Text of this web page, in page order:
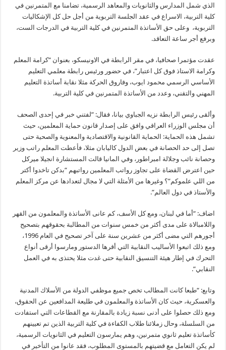
الذي شمل المدارس والثانويات والمعاهد الرسمية، تضامنا مع المتمرنين في
كلية التربية، الاسراع في عقد الجلسة التربوية من أجل حل كل الإشكاليات
التربوية، وعلى حق الأساتذة المتمرنين في كلية التربية في الدرجات الست،
وبرفع أجر ساعة التعاقد.
عقدت مؤتمرا صحافيا، في مقر الرابطة في الاونيسكو، بعنوان “كرامة المعلم
وكرامة الاستاذ فوق كل اعتبار”، في حضور ورئيس رابطة معلمي التعليم
الأساسي الرسمي محمود ايوب، وفاروق الحركة مثلا نقابة أساتذة التعليم
المهني والتقني، وعدد من الأساتذة المتمرنين في كلية التربية.
وألقى رئيس الرابطة نزيه الجباوي بيانا، فقال: “لفتني خبر في إحدى الصحف
أن مجلس الوزراء العراقي وافق على إصدار قانون حماية المعلمين، حيث
تشمل هذه الحماية: الحماية القانونية والاقتصادية والمعنوية والصحية حتى
تصل إلى حد الحصانة في بعض الدول كاليابان مثلا، فأعطت المعلم راتب وزير
وحصانة نائب وجلالة امبراطور، وفي المانيا قالت المستشارة انجيلا ميركل
حين اعترض القضاة على تجاوز رواتب المعلمين رواتبهم “بدكن تاخدوا أكتر
من اللي علموكم”؟ وغيرها من الأمثلة التي لا مجال لتعدادها عن مركز المعلم
والأستاذ في دول العالم”.
اضاف: “أما في لبنان، ومع كل الأسف، كم عانى الأساتذة والمعلمون من القهر
واللامبالاة على مدى أكثر من خمس سنوات من المطالبة بحقوقهم بتصحيح
أجورهم التي مضى أكثر من عشرين سنة على آخر تصحيح في العام 1996،
ومع ذلك اتبعوا الأساليب النقابية التي أقرها الدستور ومارسوا أرقى أنواع
التحرك في إطار هيئة التنسيق النقابية حتى غدت مثلا يحتذى به في العمل
النقابي”.
وتابع: “طبعا كانت المطالب تخص جميع موظفي الدولة من الأسلاك المدنية
والعسكرية، حيث كان الأساتذة والمعلمون في طليعة المدافعين عن الحقوق،
ومع ذلك حصلوا على أدنى نسبة زيادة بالمقارنة مع القطاعات التي استفادت
من السلسلة، وحال زملائنا طلاب الكفاءة في كلية التربية الذين تم تعيينهم
كأساتذة تعليم ثانوي متمرنين، وهم يمارسون التعليم في الثانويات الرسمية،
لم يكن التعامل مع قضيتهم بالمستوى المطلوب، فقد عانوا من التأخير في